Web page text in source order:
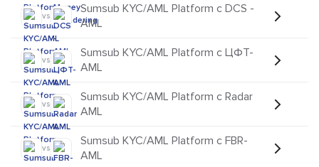
vs
Sumsub KYC/AML Platform с DCS -
AML
vs
Sumsub KYC/AML Platform с ЦФТ-
AML
vs
Sumsub KYC/AML Platform с Radar
AML
vs
Sumsub KYC/AML Platform с FBR-
AML